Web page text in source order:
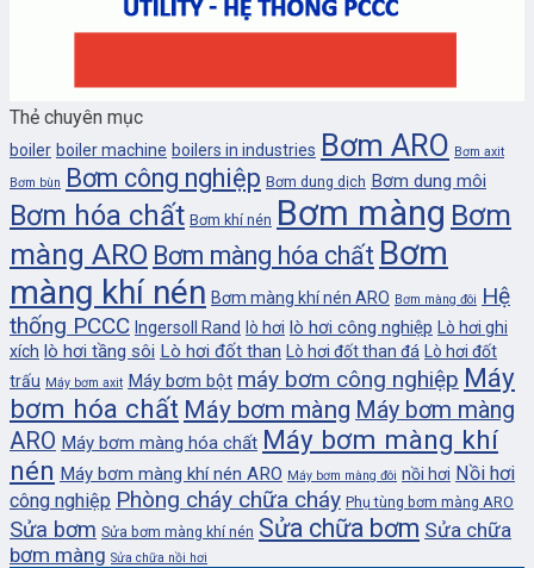
Thẻ chuyên mục
boiler boiler machine boilers in industries Bơm ARO Bơm axit
Bơm bùn Bơm công nghiệp Bơm dung dịch Bơm dung môi
Bơm hóa chất Bơm khí nén Bơm màng Bơm
màng ARO Bơm màng hóa chất Bơm
màng khí nén Bơm màng khí nén ARO Bơm màng đôi Hệ
thống PCCC Ingersoll Rand lò hơi lò hơi công nghiệp
Lò hơi ghi
xích lò hơi tầng sôi Lò hơi đốt than Lò hơi đốt than đá
Lò hơi đốt
trấu Máy bơm axit Máy bơm bột máy bơm công nghiệp Máy
bơm hóa chất Máy bơm màng Máy bơm màng
ARO Máy bơm màng hóa chất Máy bơm màng khí
nén Máy bơm màng khí nén ARO Máy bơm màng đôi nồi hơi Nồi hơi
công nghiệp Phòng cháy chữa cháy Phụ tùng bơm màng ARO
Sửa bơm Sửa bơm màng khí nén Sửa chữa bơm Sửa chữa
bơm màng Sửa chữa nồi hơi